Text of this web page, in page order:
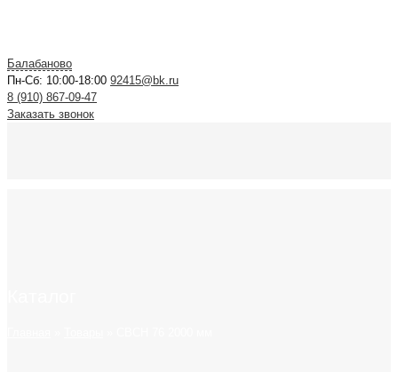
Балабаново
Пн-Сб: 10:00-18:00 92415@bk.ru
8 (910) 867-09-47
Заказать звонок